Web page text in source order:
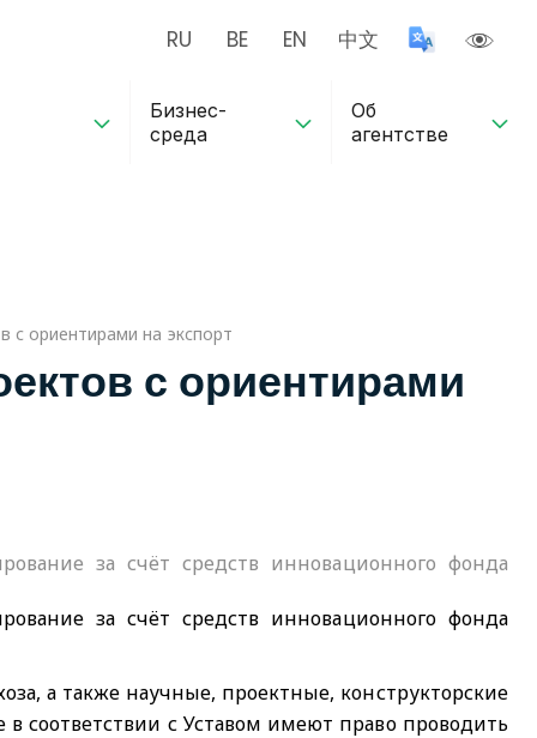
RU BE EN 中文
Бизнес-
среда
Об
агентстве
с ориентирами на экспорт
с ориентирами
за счёт средств инновационного фонда
за счёт средств инновационного фонда
а также научные, проектные, конструкторские
соответствии с Уставом имеют право проводить